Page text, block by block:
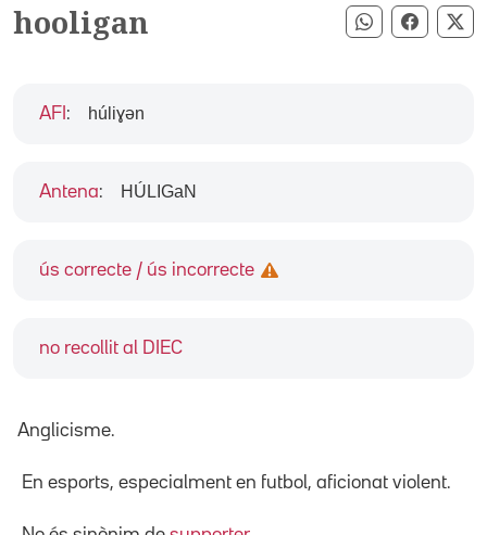
hooligan Compartir
ús correcte / ús incorrecte
no recollit al DIEC
AFI : húliɣən
Antena: HÚLIGaN
Anglicisme.
En esports, especialment en futbol, aficionat violent.